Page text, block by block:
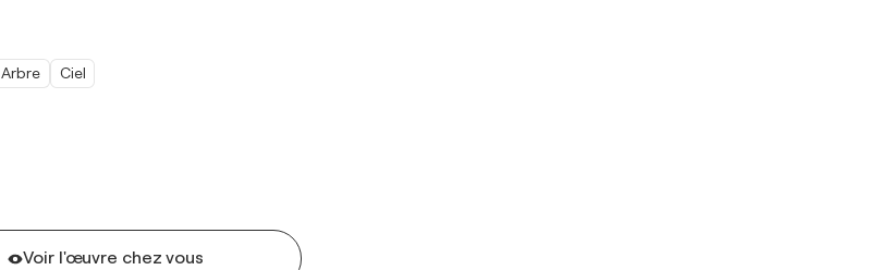
Voir l'œuvre chez vous
Arbre Ciel